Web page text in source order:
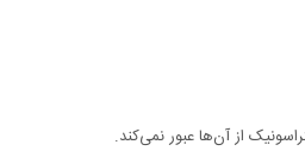
از آن‌ها عبور نمی‌کند.